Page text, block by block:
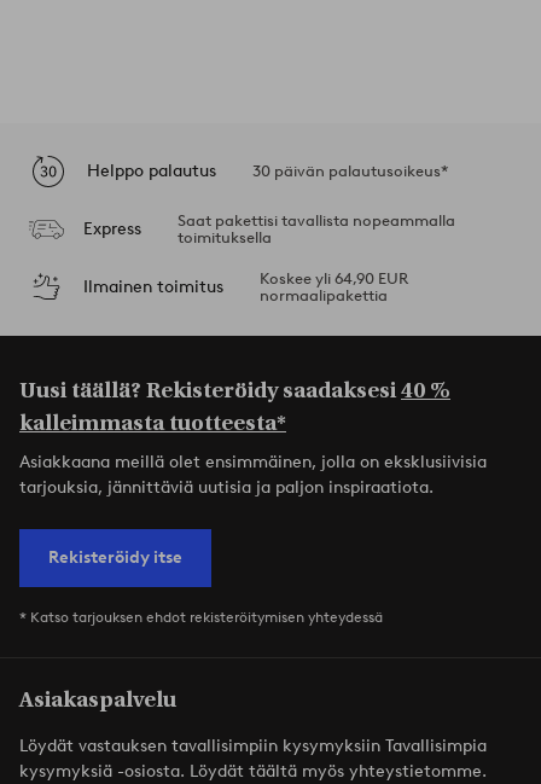
Helppo palautus 30 päivän palautusoikeus*
Express
Saat pakettisi tavallista nopeammalla
toimituksella
Ilmainen toimitus
Koskee yli 64,90 EUR
normaalipakettia
Uusi täällä? Rekisteröidy saadaksesi40 %
kalleimmasta tuotteesta*
Asiakkaana meillä olet ensimmäinen, jolla on eksklusiivisia
tarjouksia, jännittäviä uutisia ja paljon inspiraatiota.
Rekisteröidy itse
* Katso tarjouksen ehdot rekisteröitymisen yhteydessä
Asiakaspalvelu
Löydät vastauksen tavallisimpiin kysymyksiin Tavallisimpia
kysymyksiä -osiosta. Löydät täältä myös yhteystietomme.